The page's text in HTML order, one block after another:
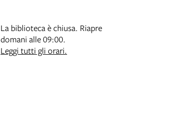
La biblioteca è chiusa. Riapre
domani alle 09:00.
Leggi tutti gli orari.